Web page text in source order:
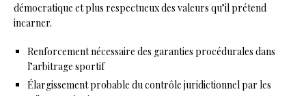
démocratique et plus respectueux des valeurs qu’il prétend
incarner.
Renforcement nécessaire des garanties procédurales dans
l’arbitrage sportif
Élargissement probable du contrôle juridictionnel par les